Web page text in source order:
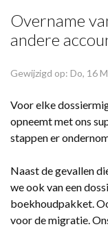
Overname
andere
Gewijzigd op: Do, 16
Voor elke
opneemt met ons
stappen er
Naast de gevallen
we ook van een
boekhoudpakket.
voor de migratie.